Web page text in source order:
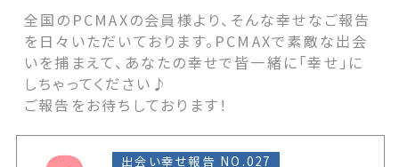
全国のPCMAXの会員様より、そんな幸せなご報告
を日々いただいております。PCMAXで素敵な出会
いを捕まえて、あなたの幸せで皆一緒に「幸せ」に
しちゃってください♪
ご報告をお待ちしております！
出会い幸せ報告 NO.027